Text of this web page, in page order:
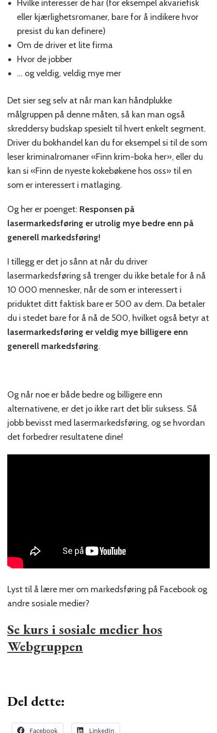
Hvilke interesser de har (for eksempel akvariefisk
eller kjærlighetsromaner, bare for å indikere hvor
presist du kan definere)
Om de driver et lite firma
Hvor de jobber
… og veldig, veldig mye mer
Det sier seg selv at når man kan håndplukke
målgruppen på denne måten, så kan man også
skreddersy budskap spesielt til hvert enkelt segment.
Driver du bokhandel kan du for eksempel si til de som
leser kriminalromaner «Finn krim-boka her», eller du
kan si «Finn de nyeste kokebøkene hos oss» til en
som er interessert i matlaging.
Og her er poenget: Responsen på
lasermarkedsføring er utrolig mye bedre enn på
generell markedsføring!
I tillegg er det jo sånn at når du driver
lasermarkedsføring så trenger du ikke betale for å nå
10 000 mennesker, når de som er interessert i
priduktet ditt faktisk bare er 500 av dem. Da betaler
du i stedet bare for å nå de 500, hvilket også betyr at
lasermarkedsføring er veldig mye billigere enn
generell markedsføring.
Og når noe er både bedre og billigere enn
alternativene, er det jo ikke rart det blir suksess. Så
jobb bevisst med lasermarkedsføring, og se hvordan
det forbedrer resultatene dine!
Lyst til å lære mer om markedsføring på Facebook og
andre sosiale medier?
Se kurs i sosiale medier hos
Webgruppen
Del dette:
Facebook LinkedIn